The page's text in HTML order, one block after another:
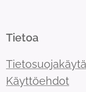
Tietoa
Käyttöehdot